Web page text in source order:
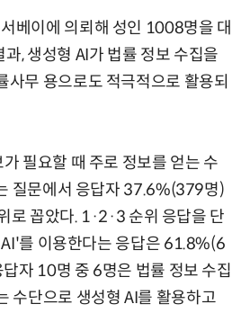
베이에 의뢰해 성인 1008명을 대
, 생성형 AI가 법률 정보 수집을
사무 용으로도 적극적으로 활용되
필요할 때 주로 정보를 얻는 수
질문에서 응답자 37.6%(379명)
로 꼽았다. 1·2·3 순위 응답을 단
를 이용한다는 응답은 61.8%(6
자 10명 중 6명은 법률 정보 수집
수단으로 생성형 AI를 활용하고